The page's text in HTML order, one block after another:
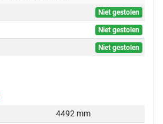
Niet gestolen
Niet gestolen
Niet gestolen
4492 mm